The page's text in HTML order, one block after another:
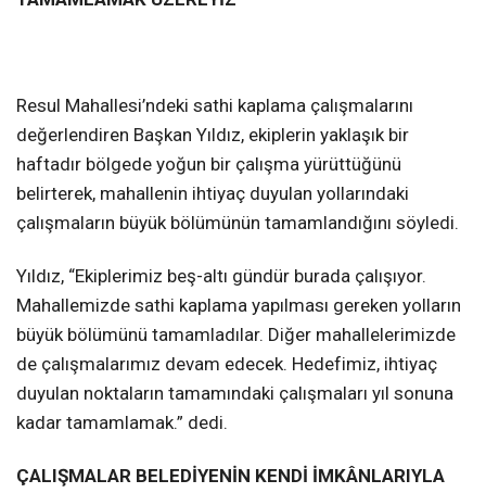
Resul Mahallesi’ndeki sathi kaplama çalışmalarını
değerlendiren Başkan Yıldız, ekiplerin yaklaşık bir
haftadır bölgede yoğun bir çalışma yürüttüğünü
belirterek, mahallenin ihtiyaç duyulan yollarındaki
çalışmaların büyük bölümünün tamamlandığını söyledi.
Yıldız, “Ekiplerimiz beş-altı gündür burada çalışıyor.
Mahallemizde sathi kaplama yapılması gereken yolların
büyük bölümünü tamamladılar. Diğer mahallelerimizde
de çalışmalarımız devam edecek. Hedefimiz, ihtiyaç
duyulan noktaların tamamındaki çalışmaları yıl sonuna
kadar tamamlamak.” dedi.
ÇALIŞMALAR BELEDİYENİN KENDİ İMKÂNLARIYLA